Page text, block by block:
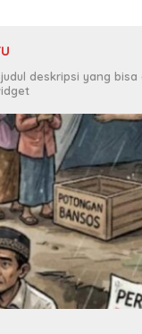
deskripsi yang bisa